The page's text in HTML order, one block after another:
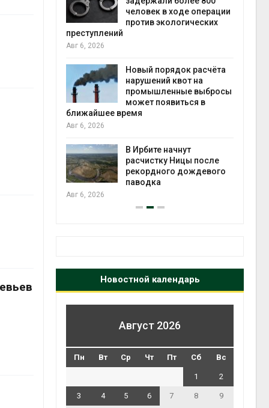
человек в ходе операции
против экологических
преступлений
Авг 6, 2026
Новый порядок расчёта
нарушений квот на
промышленные выбросы
может появиться в
ближайшее время
Авг 6, 2026
В Ирбите начнут
расчистку Ницы после
рекордного дождевого
паводка
Авг 6, 2026
Новостной календарь
Август 2026
Пн Вт Ср Чт Пт Сб Вс
1 2
3 4 5 6 7 8 9